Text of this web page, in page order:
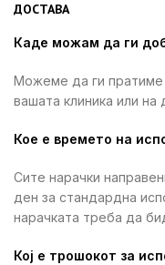
ДОСТАВА
Каде можам да ги
Можеме да ги пратиме
вашата клиника или на
Кое е времето на
Сите нарачки
ден за стандардна
нарачката треба да
Кој е трошокот за